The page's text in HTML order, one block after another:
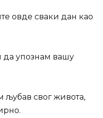
овде сваки дан као
да упознам вашу
љубав свог живота,